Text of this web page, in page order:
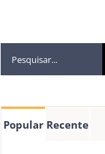
Popular Recente